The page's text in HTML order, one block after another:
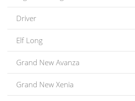
Driver
Elf Long
Grand New Avanza
Grand New Xenia